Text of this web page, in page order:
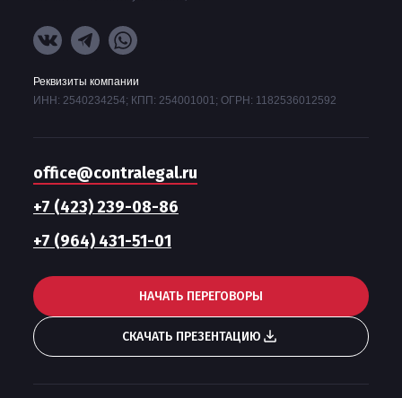
Реквизиты компании
ИНН: 2540234254; КПП: 254001001; ОГРН: 1182536012592
office@contralegal.ru
+7 (423) 239-08-86
+7 (964) 431-51-01
НАЧАТЬ ПЕРЕГОВОРЫ
СКАЧАТЬ ПРЕЗЕНТАЦИЮ